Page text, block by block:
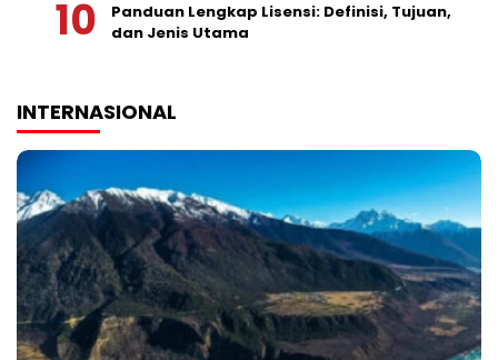
Panduan Lengkap Lisensi: Definisi, Tujuan,
dan Jenis Utama
INTERNASIONAL